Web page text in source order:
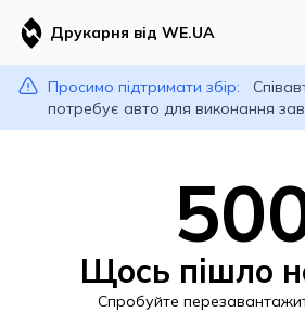
Друкарня від WE.UA
Просимо підтримати збір:
потребує авто для виконання
Щось пішло
Спробуйте